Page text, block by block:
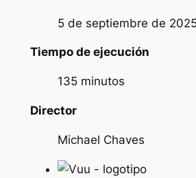
5 de septiembre de
Tiempo de ejecución
135 minutos
Director
Michael Chaves